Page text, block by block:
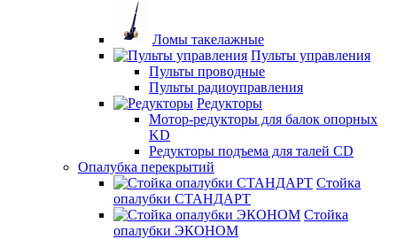
Ломы такелажные
Пульты управления
Пульты проводные
Пульты радиоуправления
Редукторы
Мотор-редукторы для балок опорных
KD
Редукторы подъема для талей CD
Опалубка перекрытий
Стойка
опалубки СТАНДАРТ
Стойка
опалубки ЭКОНОМ